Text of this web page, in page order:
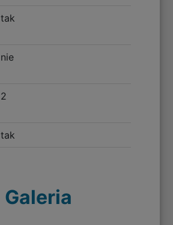
tak
nie
2
tak
Galeria